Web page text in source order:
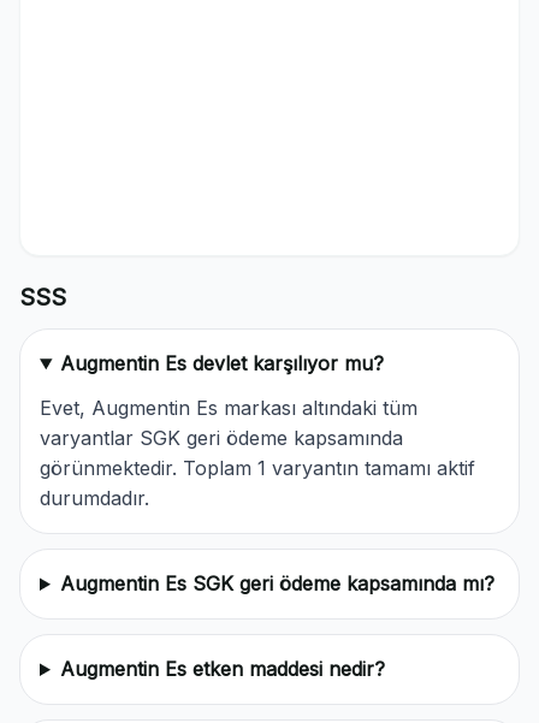
SSS
Augmentin Es devlet karşılıyor mu?
Evet, Augmentin Es markası altındaki tüm
varyantlar SGK geri ödeme kapsamında
görünmektedir. Toplam 1 varyantın tamamı aktif
durumdadır.
Augmentin Es SGK geri ödeme kapsamında mı?
Augmentin Es etken maddesi nedir?